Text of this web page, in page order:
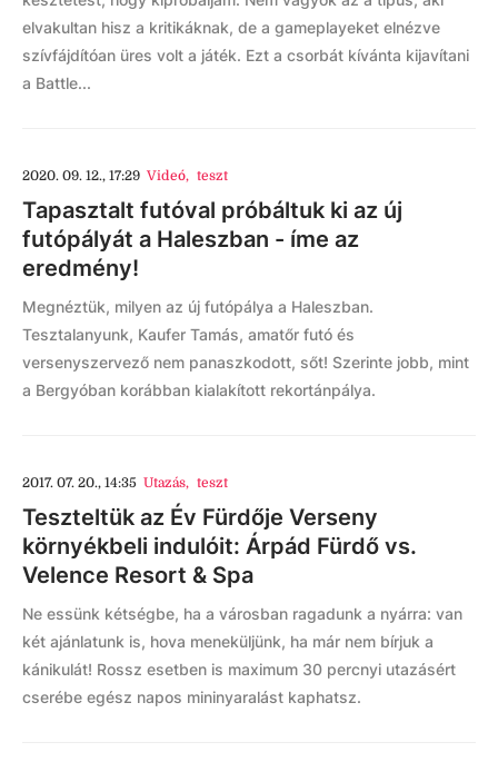
elvakultan hisz a kritikáknak, de a gameplayeket elnézve
szívfájdítóan üres volt a játék. Ezt a csorbát kívánta kijavítani
a Battle...
2020. 09. 12., 17:29 Videó, teszt
Tapasztalt futóval próbáltuk ki az új
futópályát a Haleszban - íme az
eredmény!
Megnéztük, milyen az új futópálya a Haleszban.
Tesztalanyunk, Kaufer Tamás, amatőr futó és
versenyszervező nem panaszkodott, sőt! Szerinte jobb, mint
a Bergyóban korábban kialakított rekortánpálya.
2017. 07. 20., 14:35 Utazás, teszt
Teszteltük az Év Fürdője Verseny
környékbeli indulóit: Árpád Fürdő vs.
Velence Resort & Spa
Ne essünk kétségbe, ha a városban ragadunk a nyárra: van
két ajánlatunk is, hova meneküljünk, ha már nem bírjuk a
kánikulát! Rossz esetben is maximum 30 percnyi utazásért
cserébe egész napos mininyaralást kaphatsz.